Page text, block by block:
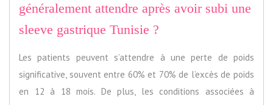
généralement attendre après avoir subi une
sleeve gastrique Tunisie ?
Les patients peuvent s’attendre à une perte de poids
significative, souvent entre 60% et 70% de l’excès de poids
en 12 à 18 mois. De plus, les conditions associées à